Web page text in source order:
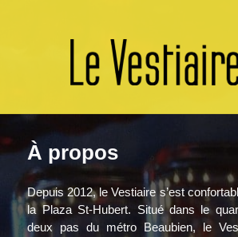
À propos
Depuis 2012, le Vestiaire s’est
la Plaza St-Hubert. Situé dans le
deux pas du métro Beaubien, le